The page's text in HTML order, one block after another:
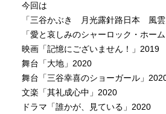
ットコム」／観客のため生演奏生ト
ない役者
特別小説「一瞬の過ち」
愛しき風変わりな探偵
本書収録期間の仕事データ
今回は
「三谷かぶき 月光露針路日本 風
「愛と哀しみのシャーロック・ホー
映画「記憶にございません！」2019
舞台「大地」2020
舞台「三谷幸喜のショーガール」
文楽「其礼成心中」2020
ドラマ「誰かが、見ている」2020